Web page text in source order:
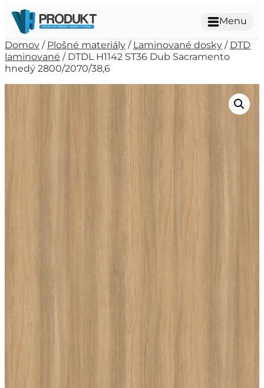
Menu
Domov / Plošné materiály / Laminované dosky / DTD
laminované / DTDL H1142 ST36 Dub Sacramento
hnedý 2800/2070/38,6